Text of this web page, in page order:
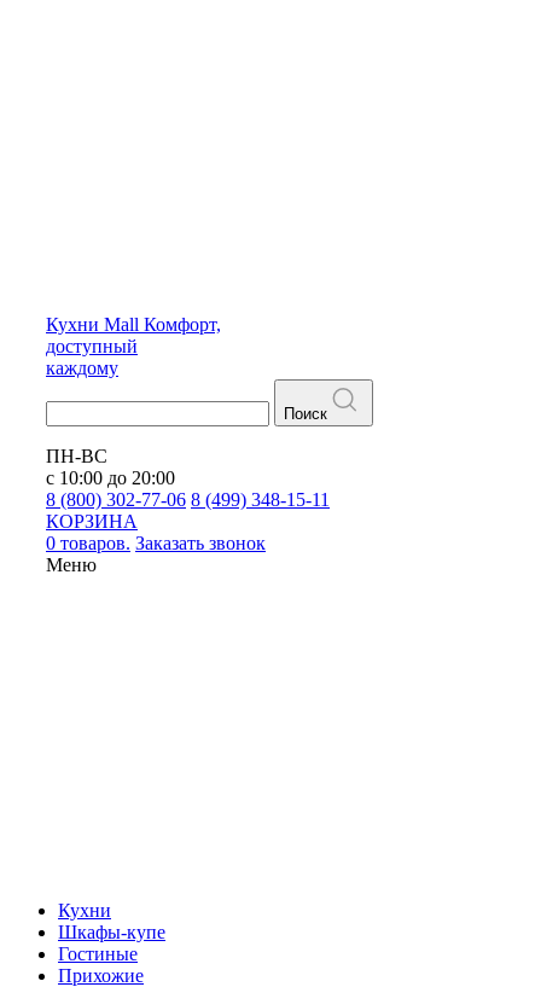
Кухни Mall Комфорт,
доступный
каждому
Поиск
ПН-ВС
с 10:00 до 20:00
8 (800) 302-77-06 8 (499) 348-15-11
КОРЗИНА
0 товаров. Заказать звонок
Меню
Кухни
Шкафы-купе
Гостиные
Прихожие